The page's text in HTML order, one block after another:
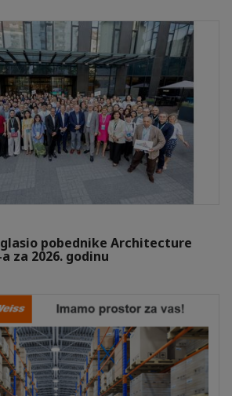
pobednike Architecture
za 2026. godinu